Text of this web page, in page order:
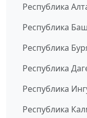
Республика
Республика
Республика
Республика
Республика
Республика